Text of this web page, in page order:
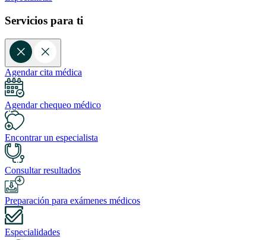
Servicios para ti
Agendar cita médica
Agendar chequeo médico
Encontrar un especialista
Consultar resultados
Preparación para exámenes médicos
Especialidades